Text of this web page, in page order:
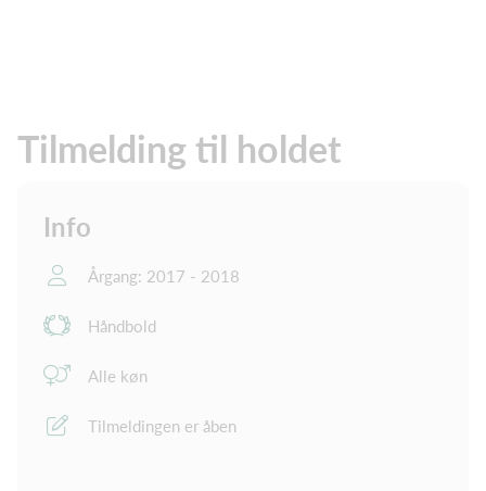
Tilmelding til holdet
Info
Årgang: 2017 - 2018
Håndbold
Alle køn
Tilmeldingen er åben